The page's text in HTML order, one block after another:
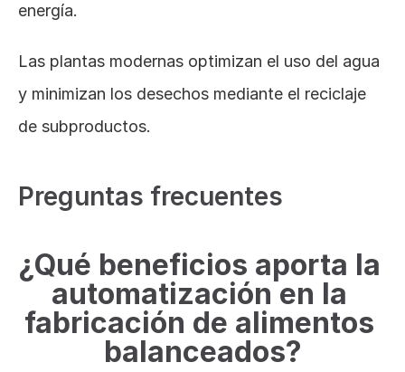
energía.
Las plantas modernas optimizan el uso del agua
y minimizan los desechos mediante el reciclaje
de subproductos​.
Preguntas frecuentes
¿Qué beneficios aporta la
automatización en la
fabricación de alimentos
balanceados?